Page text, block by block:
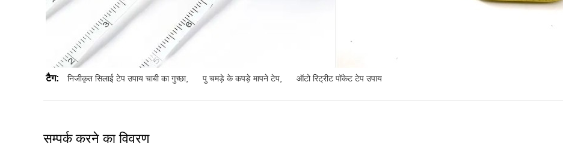
टैग: निजीकृत सिलाई टेप उपाय चाबी का गुच्छा, पु चमड़े के कपड़े मापने टेप ऑटो रिट्रीट पॉकेट टेप उपाय
सम्पर्क करने का विवरण